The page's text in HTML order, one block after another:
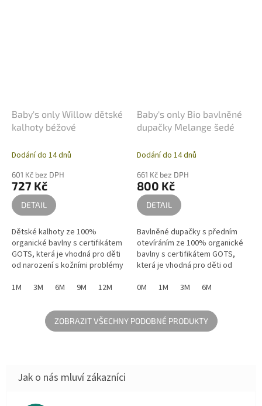
Baby's only Willow dětské
kalhoty béžové
Dodání do 14 dnů
601 Kč bez DPH
727 Kč
DETAIL
Dětské kalhoty ze 100%
organické bavlny s certifikátem
GOTS, která je vhodná pro děti
od narození s kožními problémy
v béžové barvě jsou velmi...
1M 3M 6M 9M 12M
Baby's only Bio bavlněné
dupačky Melange šedé
Dodání do 14 dnů
661 Kč bez DPH
800 Kč
DETAIL
Bavlněné dupačky s předním
otevíráním ze 100% organické
bavlny s certifikátem GOTS,
která je vhodná pro děti od
alergiemi.
0M 1M 3M 6M
ZOBRAZIT VŠECHNY PODOBNÉ PRODUKTY